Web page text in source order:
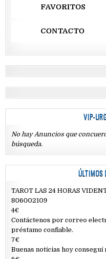
FAVORITOS
CONTACTO
VIP-
No hay Anuncios que
búsqueda.
ÚLTIMOS
TAROT LAS 24 HORAS
806002109
4€
Contáctenos por correo
préstamo confiable.
7€
Buenas noticias hoy conseguí